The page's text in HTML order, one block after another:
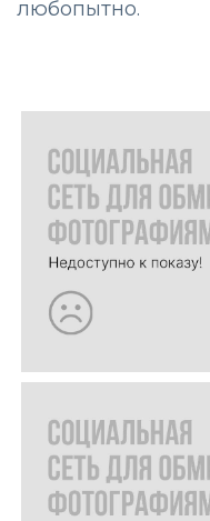
любопытно.